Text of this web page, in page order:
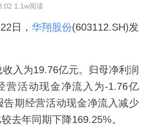
1.1w阅读
日，华翔股份(603112.SH)发
为19.76亿元。归母净利润
营活动现金净流入为-1.76亿
告期经营活动现金净流入减少
去年同期下降169.25%。